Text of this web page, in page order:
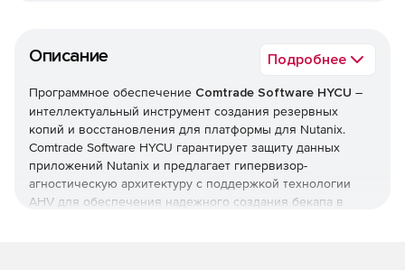
Описание Подробнее
Программное обеспечение Comtrade Software HYCU –
интеллектуальный инструмент создания резервных
копий и восстановления для платформы для Nutanix.
Comtrade Software HYCU гарантирует защиту данных
приложений Nutanix и предлагает гипервизор-
агностическую архитектуру с поддержкой технологии
AHV для обеспечения надежного создания бекапа в